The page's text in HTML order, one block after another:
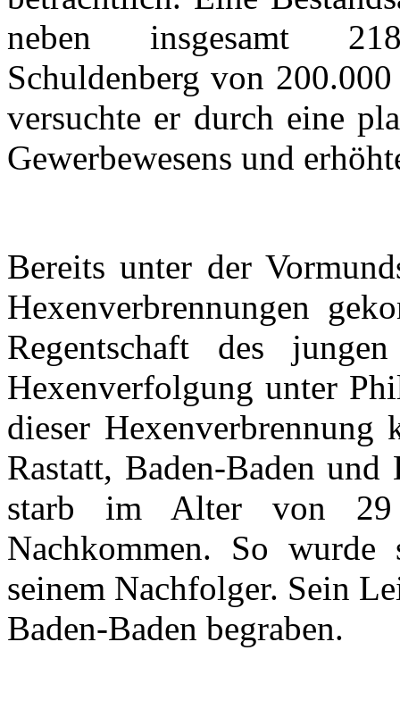
neben
insgesamt
Schuldenberg von
versuchte er durch eine
Gewerbewesens und
Bereits unter der
Hexenverbrennungen
Regentschaft des jungen
Hexenverfolgung unter
dieser Hexenverbrennung
Rastatt, Baden-Baden und
starb
im Alter von
Nachkommen. Sowurde
seinem Nachfolger. Sein
Baden-Baden begraben.